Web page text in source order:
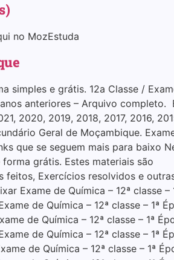
no MozEstuda
simples e grátis. 12a Classe /
anteriores – Arquivo completo.
2020, 2019, 2018, 2017, 2016,
Geral de Moçambique.
que se seguem mais para baixo
grátis. Estes materiais são
feitos, Exercícios resolvidos e
Exame de Química – 12ª classe –
de Química – 12ª classe – 1ª
de Química – 12ª classe – 1ª
de Química – 12ª classe – 1ª
de Química – 12ª classe – 1ª